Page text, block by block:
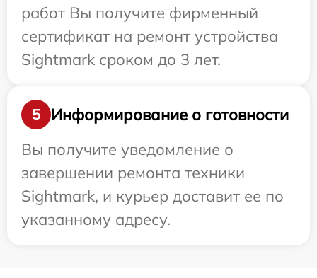
работ Вы получите фирменный
сертификат на ремонт устройства
Sightmark сроком до 3 лет.
5
Информирование о готовности
Вы получите уведомление о
завершении ремонта техники
Sightmark, и курьер доставит ее по
указанному адресу.